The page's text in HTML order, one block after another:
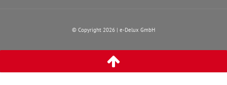
© Copyright 2026 | e-Delux GmbH